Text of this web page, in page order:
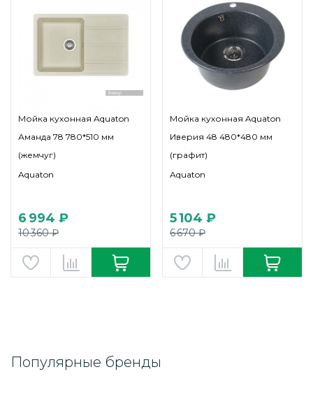
Мойка кухонная Aquaton
Аманда 78 780*510 мм
(жемчуг)
Aquaton
6 994 ₽
10 360 ₽
Мойка кухонная Aquaton
Иверия 48 480*480 мм
(графит)
Aquaton
5 104 ₽
6 670 ₽
Популярные бренды